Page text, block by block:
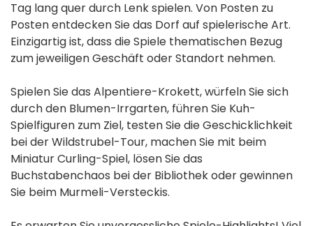
Tag lang quer durch Lenk spielen. Von Posten zu
Posten entdecken Sie das Dorf auf spielerische Art.
Einzigartig ist, dass die Spiele thematischen Bezug
zum jeweiligen Geschäft oder Standort nehmen.
Spielen Sie das Alpentiere-Krokett, würfeln Sie sich
durch den Blumen-Irrgarten, führen Sie Kuh-
Spielfiguren zum Ziel, testen Sie die Geschicklichkeit
bei der Wildstrubel-Tour, machen Sie mit beim
Miniatur Curling-Spiel, lösen Sie das
Buchstabenchaos bei der Bibliothek oder gewinnen
Sie beim Murmeli-Versteckis.